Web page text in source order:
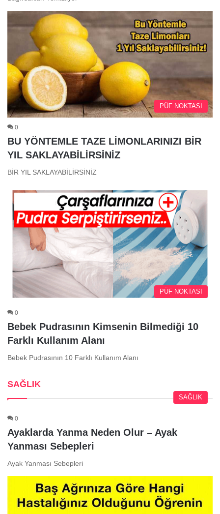
PÜF NOKTASI
0
BU YÖNTEMLE TAZE LİMONLARINIZI BİR
YIL SAKLAYABİLİRSİNİZ
BİR YIL SAKLAYABİLİRSİNİZ
PÜF NOKTASI
0
Bebek Pudrasının Kimsenin Bilmediği 10
Farklı Kullanım Alanı
Bebek Pudrasının 10 Farklı Kullanım Alanı
SAĞLIK
SAĞLIK
0
Ayaklarda Yanma Neden Olur – Ayak
Yanması Sebepleri
Ayak Yanması Sebepleri